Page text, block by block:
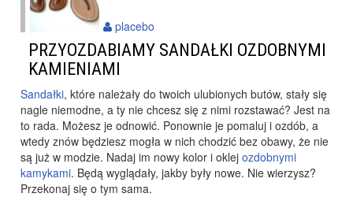
PRZYOZDABIAMY SANDAŁKI OZDOBNYMI
KAMIENIAMI
Sandałki, które należały do twoich ulubionych butów, stały się
nagle niemodne, a ty nie chcesz się z nimi rozstawać? Jest na
to rada. Możesz je odnowić. Ponownie je pomaluj i ozdób, a
wtedy znów będziesz mogła w nich chodzić bez obawy, że nie
są już w modzie. Nadaj im nowy kolor i oklej ozdobnymi
kamykami. Będą wyglądały, jakby były nowe. Nie wierzysz?
Przekonaj się o tym sama.
placebo